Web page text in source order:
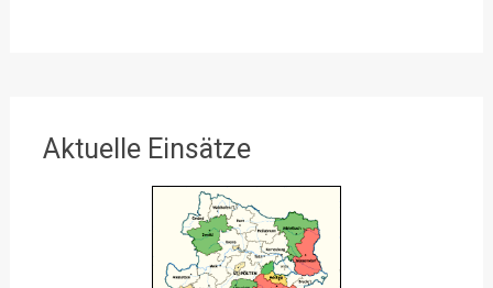
Aktuelle Einsätze